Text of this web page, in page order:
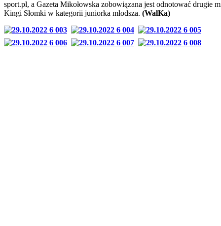
sport.pl, a Gazeta Mikołowska zobowiązana jest odnotować drugie
Kingi Słomki w kategorii juniorka młodsza. (WalKa)